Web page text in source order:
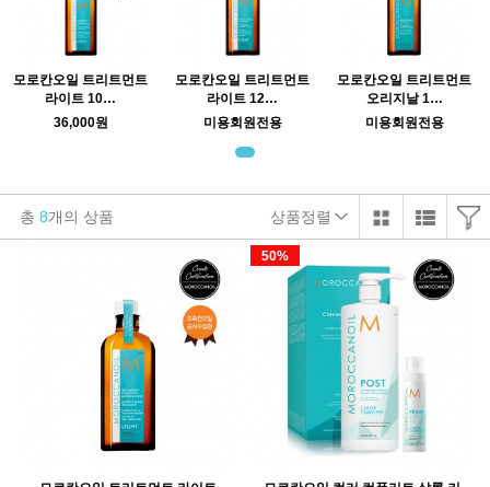
모로칸오일 트리트먼트
라이트 10…
36,000원
모로칸오일 트리트먼트
라이트 12…
미용회원전용
모로칸오일 트리트먼트
오리지날 1…
미용회원전용
총 8개의 상품 상품정렬
50%